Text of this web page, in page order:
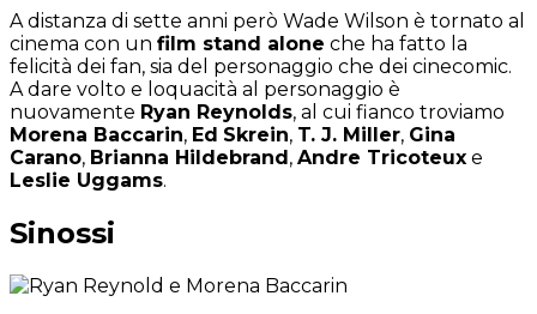
A distanza di sette anni però Wade Wilson è tornato al
cinema con un film stand alone che ha fatto la
felicità dei fan, sia del personaggio che dei cinecomic.
A dare volto e loquacità al personaggio è
nuovamente Ryan Reynolds, al cui fianco troviamo
Morena Baccarin, Ed Skrein, T. J. Miller, Gina
Carano, Brianna Hildebrand, Andre Tricoteux e
Leslie Uggams.
Sinossi